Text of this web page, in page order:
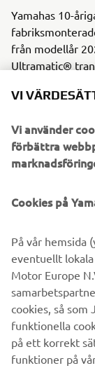
Yamahas 10-
från modellår
Ultramatic®
Kodiak 700 och
med högsta
komforten och
för rekreation.
Oavsett om det
lita på att deras
de förtjänar sitt
tillförlitlighet,
Mer information
drivremsgaranti.
VI
Vi använder
förbättra
Cookies på
På vår hemsida
eventuellt lokala
Motor Europe
cookies, så som
funktionella
på ett korrekt
funktioner på